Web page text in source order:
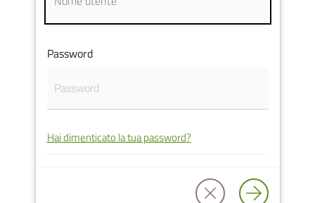
Cento
Amministrazione
Password
Hai dimenticato la tua password?